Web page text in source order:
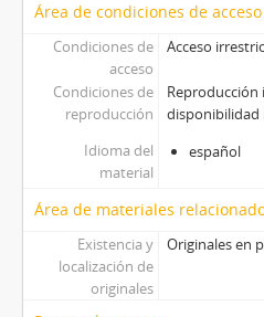
Área de condiciones de
Condiciones de
acceso
Acceso
Condiciones de
reproducción
Reproducción
disponibilidad
Idioma del
material
español
Área de materiales
Existencia y
localización de
originales
Originales en